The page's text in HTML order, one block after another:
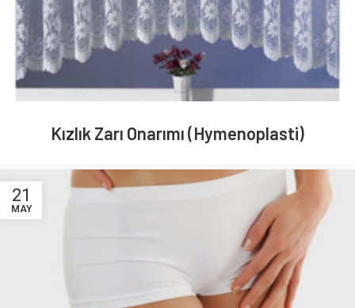
Kızlık Zarı Onarımı (Hymenoplasti)
21
MAY